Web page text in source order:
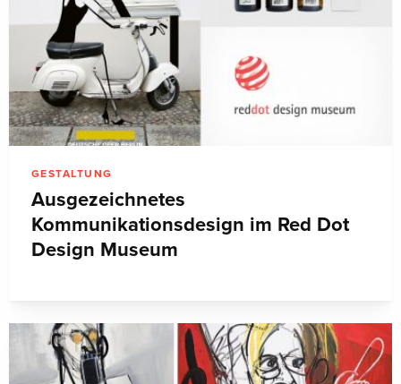
GESTALTUNG
Ausgezeichnetes
Kommunikationsdesign im Red Dot
Design Museum